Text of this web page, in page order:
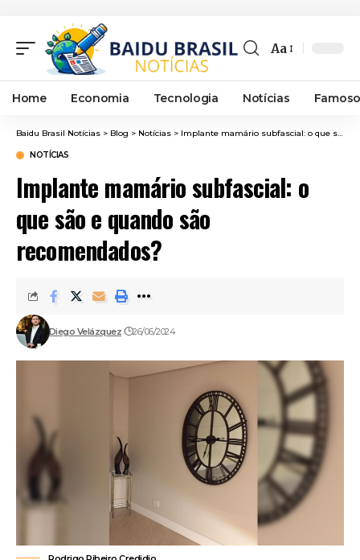
Font
Resizer
Aa
Home Economia Tecnologia Notícias
Baidu Brasil Notícias > Blog > Notícias > Implante mamário subfascial: o que são e quando são recomendados?
NOTÍCIAS
Implante mamário subfascial: o
que são e quando são
recomendados?
Diego Velázquez 26/06/2024